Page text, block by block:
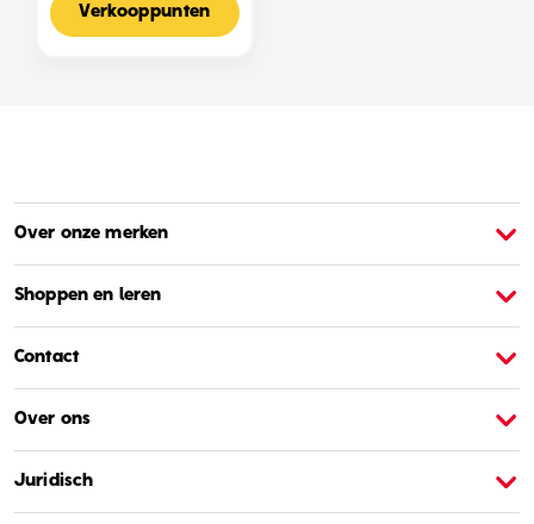
Nederlandse Editie
Verkooppunten
Over onze merken
Shoppen en leren
Contact
Over ons
Juridisch